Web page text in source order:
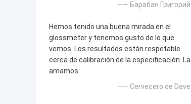
—— Барабан Григорий
Hemos tenido una buena mirada en el
glossmeter y tenemos gusto de lo que
vemos. Los resultados están respetable
cerca de calibración de la especificación. La
amamos.
—— Cervecero de Dave